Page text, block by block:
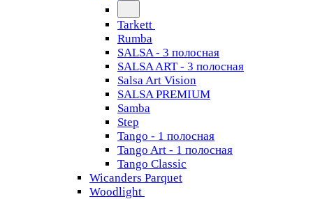
Tarkett
Rumba
SALSA - 3 полосная
SALSA ART - 3 полосная
Salsa Art Vision
SALSA PREMIUM
Samba
Step
Tango - 1 полосная
Tango Art - 1 полосная
Tango Classiс
Wicanders Parquet
Woodlight